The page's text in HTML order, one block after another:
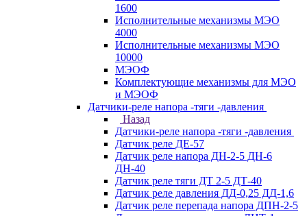
1600
Исполнительные механизмы МЭО
4000
Исполнительные механизмы МЭО
10000
МЭОФ
Комплектующие механизмы для МЭО
и МЭОФ
Датчики-реле напора -тяги -давления
Назад
Датчики-реле напора -тяги -давления
Датчик реле ДЕ-57
Датчик реле напора ДН-2-5 ДН-6
ДН-40
Датчик реле тяги ДТ 2-5 ДТ-40
Датчик реле давления ДД-0,25 ДД-1,6
Датчик реле перепада напора ДПН-2-5